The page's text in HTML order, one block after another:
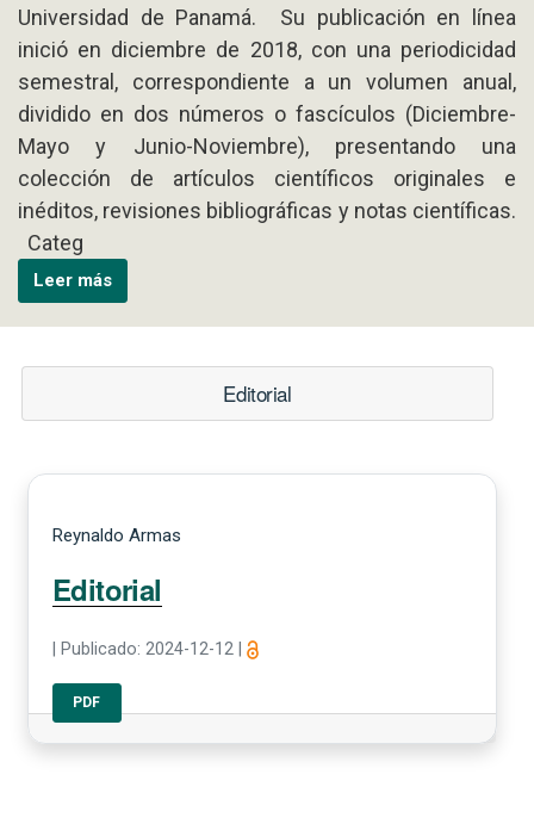
Universidad de Panamá. Su publicación en línea
inició en diciembre de 2018, con una periodicidad
semestral, correspondiente a un volumen anual,
dividido en dos números o fascículos (Diciembre-
Mayo y Junio-Noviembre), presentando una
colección de artículos científicos originales e
inéditos, revisiones bibliográficas y notas científicas.
Categ
Leer más
Editorial
Reynaldo Armas
Editorial
Publicado: 2024-12-12
PDF